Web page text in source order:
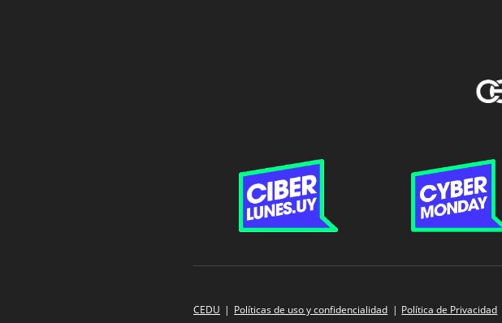
CEDU Políticas de uso y confidencialidad Política de Privacidad